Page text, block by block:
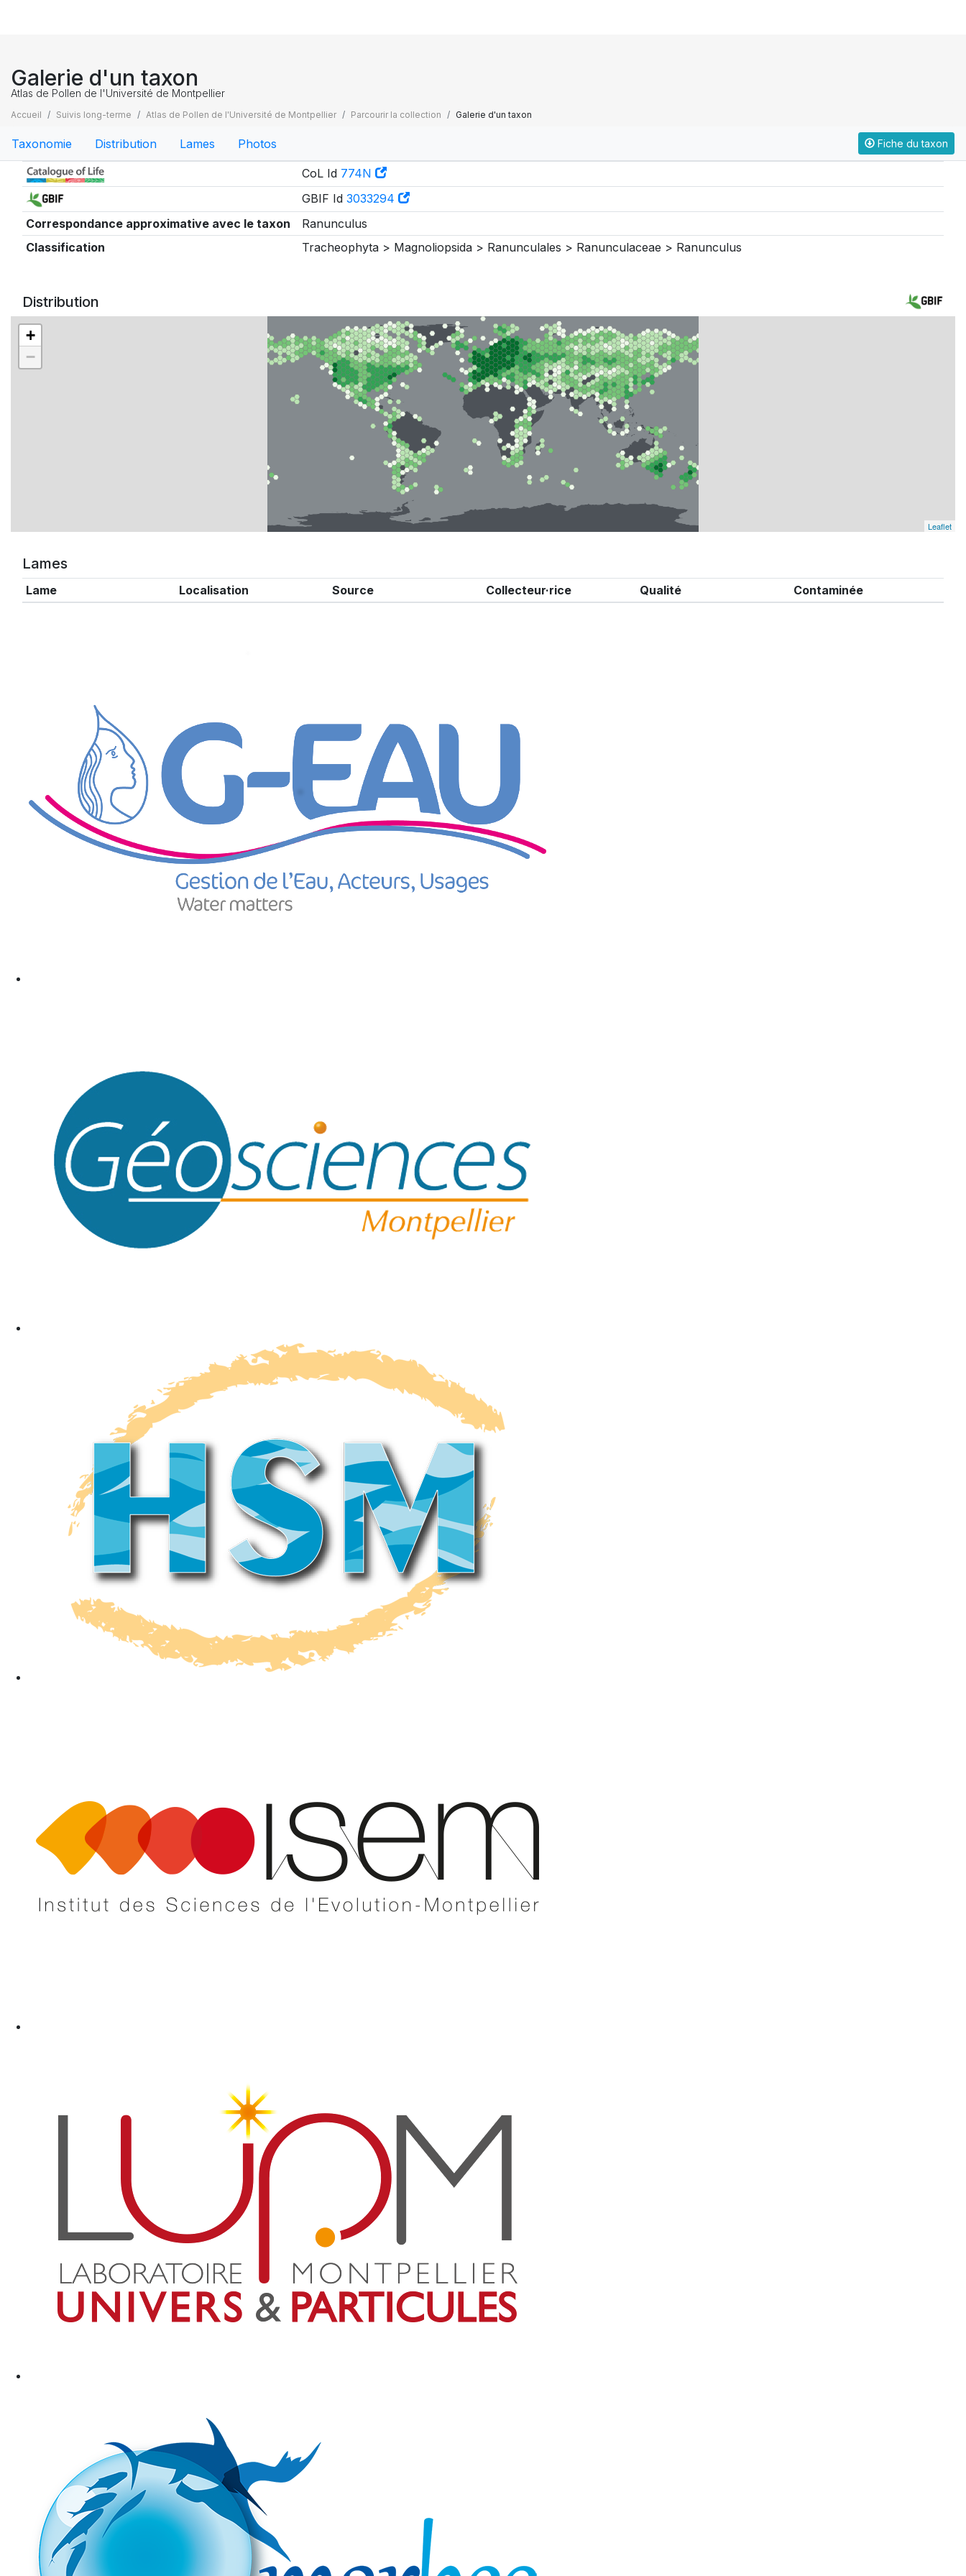
Galerie d'un taxon
Atlas de Pollen de l'Université de Montpellier
Accueil Suivis long-terme Atlas de Pollen de l'Université de Montpellier Parcourir la collection Galerie d'un taxon
Taxonomie Distribution Lames Photos Fiche du taxon
Taxonomie
CoL Id 774N
GBIF Id 3033294
Correspondance approximative avec le taxon
Ranunculus
Classification
Tracheophyta > Magnoliopsida > Ranunculales > Ranunculaceae > Ranunculus
Distribution
+
−
Leaflet
Lames
Lame Localisation Source Collecteur·rice Qualité Contaminée